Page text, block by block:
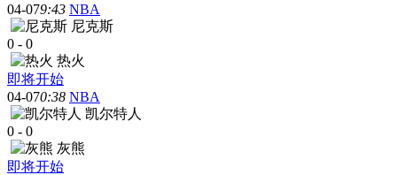
04-079:43 NBA
尼克斯
0 - 0
热火
即将开始
04-070:38 NBA
凯尔特人
0 - 0
灰熊
即将开始